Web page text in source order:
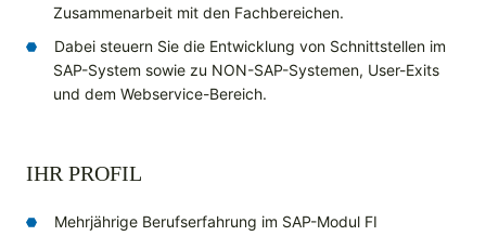
Zusammenarbeit mit den Fachbereichen.
Dabei steuern Sie die Entwicklung von Schnittstellen im
SAP-System sowie zu NON-SAP-Systemen, User-Exits
und dem Webservice-Bereich.
IHR PROFIL
Mehrjährige Berufserfahrung im SAP-Modul FI